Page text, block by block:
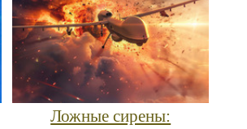
Ложные сирены: